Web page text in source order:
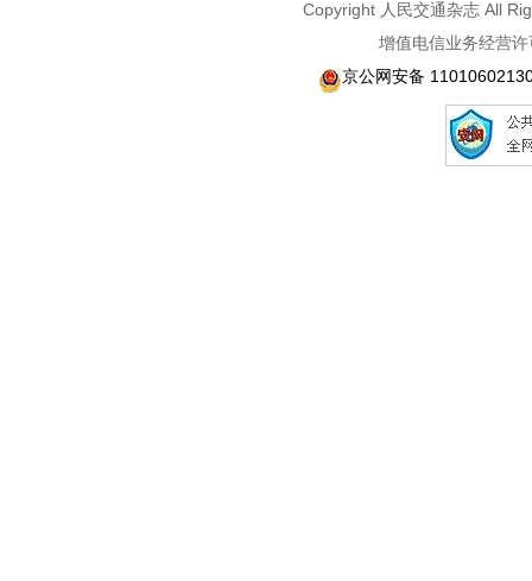
Copyright 人民交通杂志 All
增值电信业务经营
京公网安备